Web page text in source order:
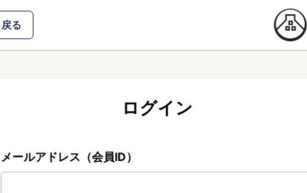
戻る
ログイン
メールアドレス（会員ID）